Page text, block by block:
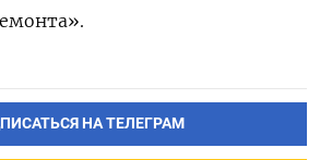
НА ТЕЛЕГРАМ